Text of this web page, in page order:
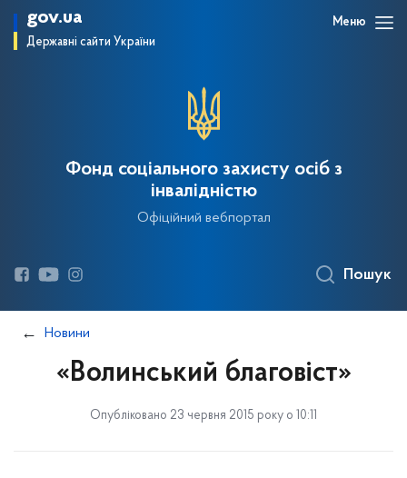
gov.ua
Державні сайти України
Меню
Фонд соціального захисту осіб з
інвалідністю
Офіційний вебпортал
Пошук
Новини
«Волинський благовіст»
Опубліковано 23 червня 2015 року о 10:11